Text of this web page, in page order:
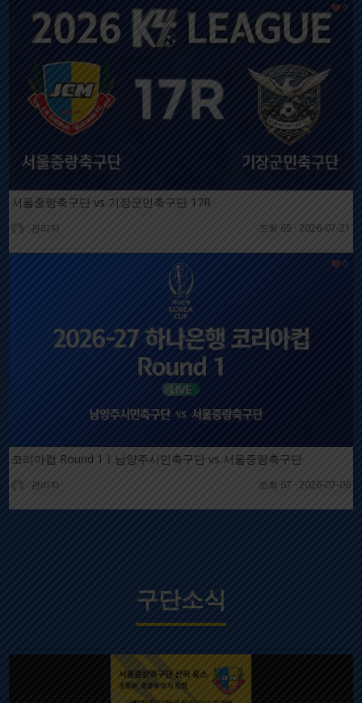
서울중랑축구단 vs 기장군민축구단 17R
관리자 조회 65 · 2026-07-21
0
코리아컵 Round 1ㅣ남양주시민축구단 vs 서울중랑축구단
관리자 조회 67 · 2026-07-06
0
구단소식